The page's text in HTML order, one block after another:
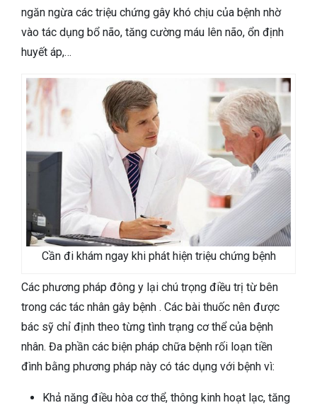
ngăn ngừa các triệu chứng gây khó chịu của bệnh nhờ
vào tác dụng bổ não, tăng cường máu lên não, ổn định
huyết áp,…
Cần đi khám ngay khi phát hiện triệu chứng bệnh
Các phương pháp đông y lại chú trọng điều trị từ bên
trong các tác nhân gây bệnh . Các bài thuốc nên được
bác sỹ chỉ định theo từng tình trạng cơ thể của bệnh
nhân. Đa phần các biện pháp chữa bệnh rối loạn tiền
đình bằng phương pháp này có tác dụng với bệnh vì:
Khả năng điều hòa cơ thể, thông kinh hoạt lạc, tăng